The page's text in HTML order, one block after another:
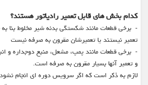
کدام بخش های قابل تعمیر رادیاتور هستند؟
- برخی قطعات مانند شکستگی بدنه شیر مخلوط بنا به
تعمیر نیستند یا تعمیرشان مقرون به صرفه نیست
- برخی قطعات مانند پمپ، مشعل، منبع دوجداره و
و تعمیر آنها بسیار مقرون به صرفه است.
لازم به ذکر است که اگر سرویس دوره ای انجام